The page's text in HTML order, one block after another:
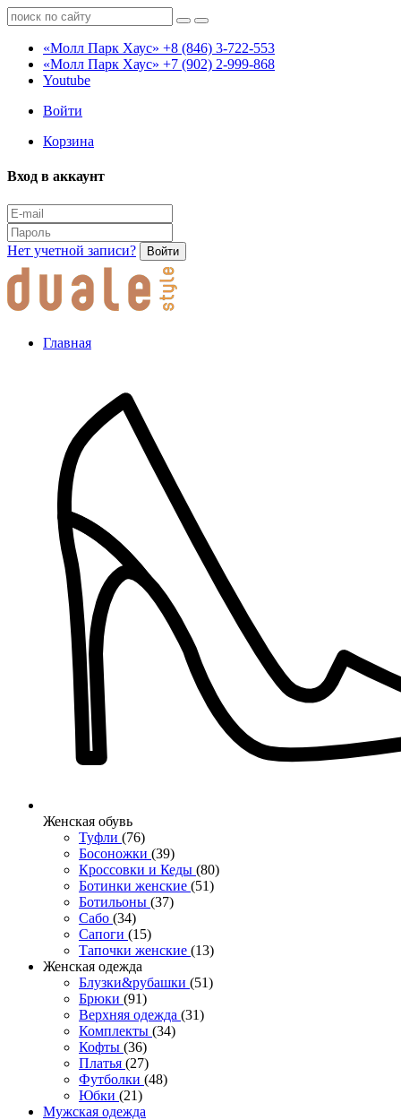
«Молл Парк Хаус» +8 (846) 3-722-553
«Молл Парк Хаус» +7 (902) 2-999-868
Youtube
Войти
Корзина
Вход в аккаунт
Нет учетной записи? Войти
Главная
Женcкая обувь
Туфли (76)
Босоножки (39)
Кроссовки и Кеды (80)
Ботинки женские (51)
Ботильоны (37)
Сабо (34)
Сапоги (15)
Тапочки женские (13)
Женская одежда
Блузки&рубашки (51)
Брюки (91)
Верхняя одежда (31)
Комплекты (34)
Кофты (36)
Платья (27)
Футболки (48)
Юбки (21)
Мужская одежда